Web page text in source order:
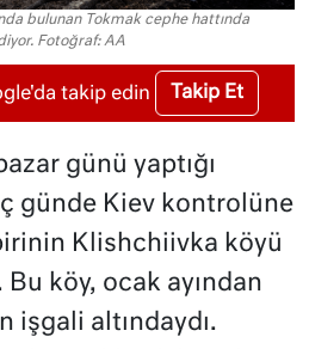
bulunan Tokmak cephe hattında
Fotoğraf: AA
takip edin Takip Et
günü yaptığı
günde Kiev kontrolüne
Klishchiivka köyü
köy, ocak ayından
işgali altındaydı.